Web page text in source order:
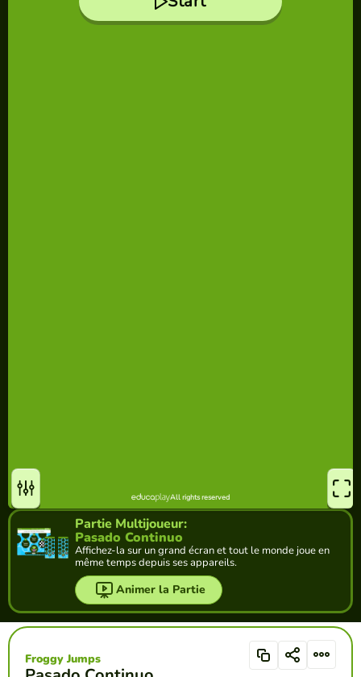
Partie Multijoueur:
Pasado Continuo
Affichez-la sur un grand écran et tout le monde joue en
même temps depuis ses appareils.
Animer la Partie
Froggy Jumps